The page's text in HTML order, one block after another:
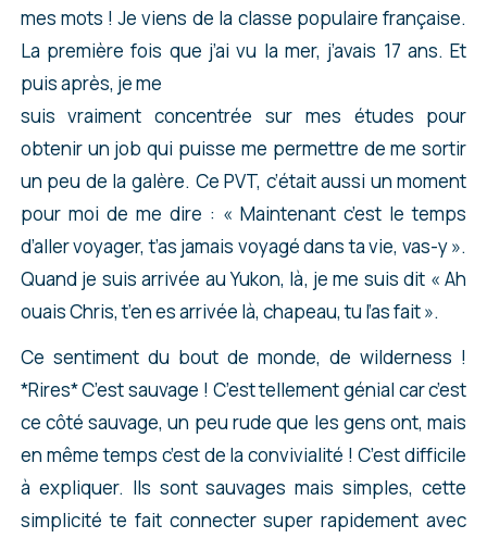
mes mots ! Je viens de la classe populaire française.
La première fois que j’ai vu la mer, j’avais 17 ans. Et
puis après, je me
suis vraiment concentrée sur mes études pour
obtenir un job qui puisse me permettre de me sortir
un peu de la galère. Ce PVT, c’était aussi un moment
pour moi de me dire : « Maintenant c’est le temps
d’aller voyager, t’as jamais voyagé dans ta vie, vas-y ».
Quand je suis arrivée au Yukon, là, je me suis dit « Ah
ouais Chris, t’en es arrivée là, chapeau, tu l’as fait ».
Ce sentiment du bout de monde, de wilderness !
*Rires* C’est sauvage ! C’est tellement génial car c’est
ce côté sauvage, un peu rude que les gens ont, mais
en même temps c’est de la convivialité ! C’est difficile
à expliquer. Ils sont sauvages mais simples, cette
simplicité te fait connecter super rapidement avec